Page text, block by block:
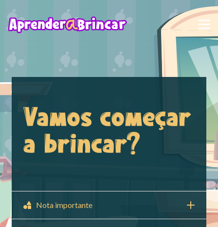
Nota importante